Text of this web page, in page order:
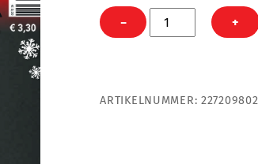
−
OXMOX
Digital
+
ARTIKELNUMMER: